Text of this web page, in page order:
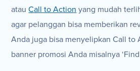
atauCall to Action yang mudah
agar pelanggan bisa memberikan
Anda juga bisa menyelipkan Call to
banner promosi Anda misalnya ‘Find